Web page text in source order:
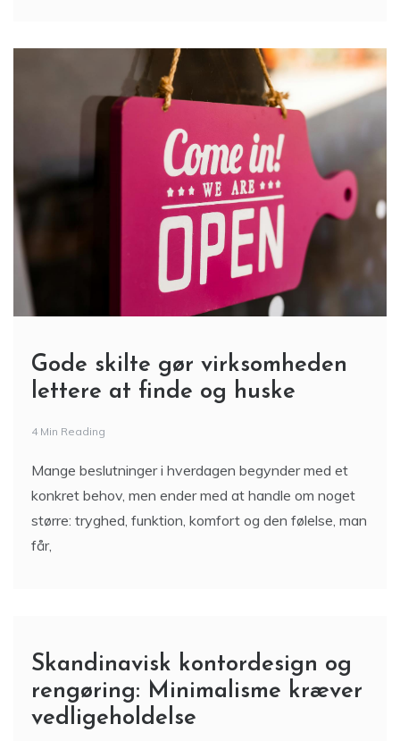
Gode skilte gør virksomheden
lettere at finde og huske
4 Min Reading
Mange beslutninger i hverdagen begynder med et
konkret behov, men ender med at handle om noget
større: tryghed, funktion, komfort og den følelse, man
får,
Skandinavisk kontordesign og
rengøring: Minimalisme kræver
vedligeholdelse